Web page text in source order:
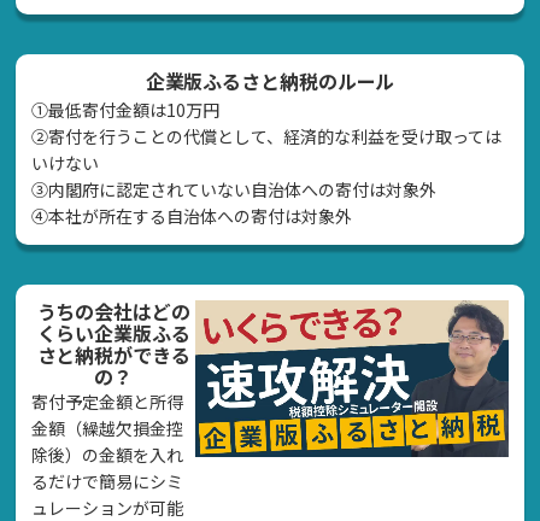
企業版ふるさと納税のルール
①最低寄付金額は10万円
②寄付を行うことの代償として、経済的な利益を受け取っては
いけない
➂内閣府に認定されていない自治体への寄付は対象外
④本社が所在する自治体への寄付は対象外
うちの会社はどの
くらい企業版ふる
さと納税ができる
の？
寄付予定金額と所得
金額（繰越欠損金控
除後）の金額を入れ
るだけで簡易にシミ
ュレーションが可能